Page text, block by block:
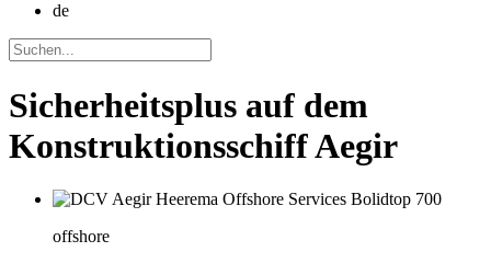
de
Sicherheitsplus auf dem
Konstruktionsschiff Aegir
offshore